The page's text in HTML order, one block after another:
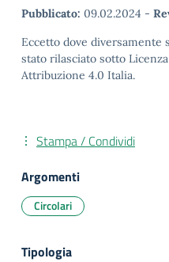
Pubblicato: 09.02.2024 -
Eccetto dove diversamente
stato rilasciato sotto
Attribuzione 4.0 Italia.
Stampa / Condividi
Argomenti
Circolari
Tipologia